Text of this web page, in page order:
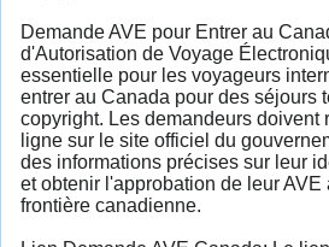
Demande AVE pour Entrer au
d'Autorisation de Voyage
essentielle pour les voyageurs
entrer au Canada pour des séjours
copyright. Les demandeurs doivent
ligne sur le site officiel du
des informations précises sur leur
et obtenir l'approbation de leur AVE
frontière canadienne.